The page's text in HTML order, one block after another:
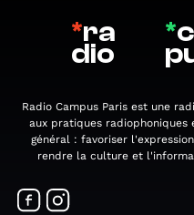
*ra
dio
*
Radio Campus Paris est une
aux pratiques
général : favoriser
rendre la culture et